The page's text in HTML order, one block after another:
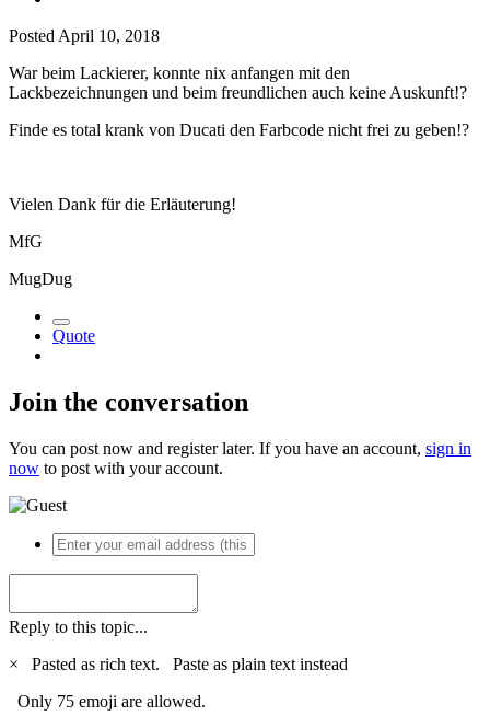
Posted April 10, 2018
War beim Lackierer, konnte nix anfangen mit den
Lackbezeichnungen und beim freundlichen auch keine Auskunft!?
Finde es total krank von Ducati den Farbcode nicht frei zu geben!?
Vielen Dank für die Erläuterung!
MfG
MugDug
Quote
Join the conversation
You can post now and register later. If you have an account, sign in
now to post with your account.
Reply to this topic...
×
Pasted as rich text. Paste as plain text instead
Only 75 emoji are allowed.